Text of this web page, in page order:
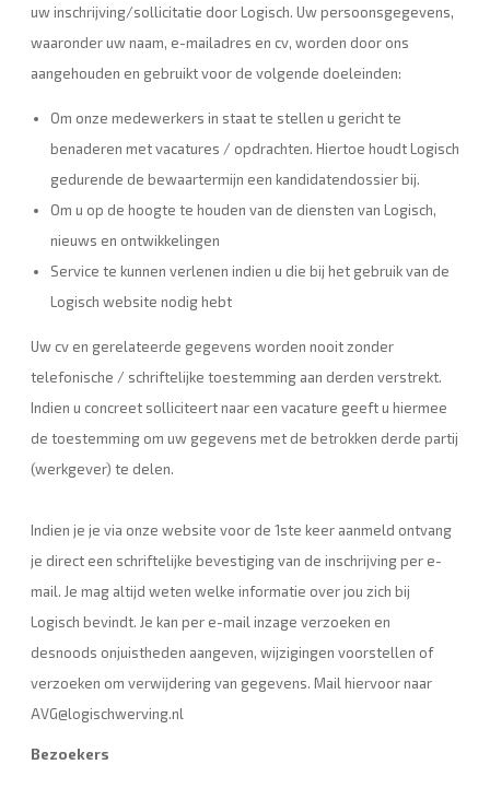
uw inschrijving/sollicitatie door Logisch. Uw persoonsgegevens,
waaronder uw naam, e-mailadres en cv, worden door ons
aangehouden en gebruikt voor de volgende doeleinden:
Om onze medewerkers in staat te stellen u gericht te
benaderen met vacatures / opdrachten. Hiertoe houdt Logisch
gedurende de bewaartermijn een kandidatendossier bij.
Om u op de hoogte te houden van de diensten van Logisch,
nieuws en ontwikkelingen
Service te kunnen verlenen indien u die bij het gebruik van de
Logisch website nodig hebt
Uw cv en gerelateerde gegevens worden nooit zonder
telefonische / schriftelijke toestemming aan derden verstrekt.
Indien u concreet solliciteert naar een vacature geeft u hiermee
de toestemming om uw gegevens met de betrokken derde partij
(werkgever) te delen.
Indien je je via onze website voor de 1ste keer aanmeld ontvang
je direct een schriftelijke bevestiging van de inschrijving per e-
mail. Je mag altijd weten welke informatie over jou zich bij
Logisch bevindt. Je kan per e-mail inzage verzoeken en
desnoods onjuistheden aangeven, wijzigingen voorstellen of
verzoeken om verwijdering van gegevens. Mail hiervoor naar
AVG@logischwerving.nl
Bezoekers